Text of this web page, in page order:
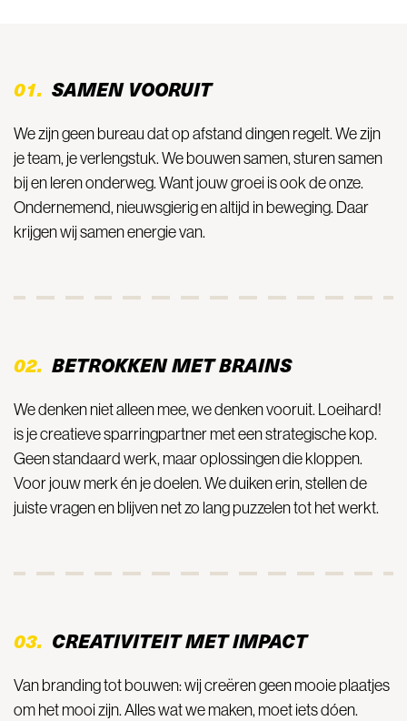
01. SAMEN VOORUIT
We zijn geen bureau dat op afstand dingen regelt. We zijn
je team, je verlengstuk. We bouwen samen, sturen samen
bij en leren onderweg. Want jouw groei is ook de onze.
Ondernemend, nieuwsgierig en altijd in beweging. Daar
krijgen wij samen energie van.
02. BETROKKEN MET BRAINS
We denken niet alleen mee, we denken vooruit. Loeihard!
is je creatieve sparringpartner met een strategische kop.
Geen standaard werk, maar oplossingen die kloppen.
Voor jouw merk én je doelen. We duiken erin, stellen de
juiste vragen en blijven net zo lang puzzelen tot het werkt.
03. CREATIVITEIT MET IMPACT
Van branding tot bouwen: wij creëren geen mooie plaatjes
om het mooi zijn. Alles wat we maken, moet iets dóen.